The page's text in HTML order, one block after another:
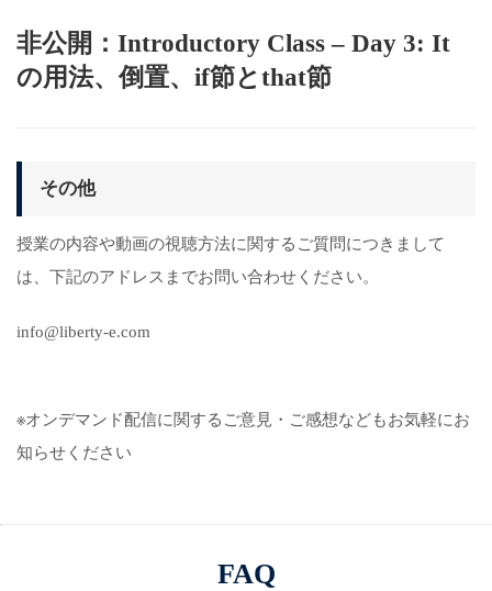
非公開：Introductory Class – Day 3: It
の用法、倒置、if節とthat節
その他
授業の内容や動画の視聴方法に関するご質問につきまして
は、下記のアドレスまでお問い合わせください。
info@liberty-e.com
※オンデマンド配信に関するご意見・ご感想などもお気軽にお
知らせください
FAQ